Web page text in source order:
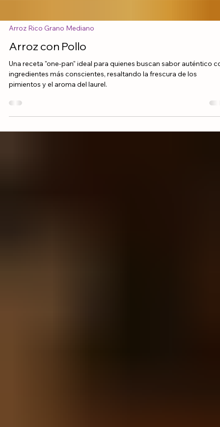
Arroz Rico Grano Mediano
Arroz con Pollo
Una receta "one-pan" ideal para quienes buscan sabor auténtico
ingredientes más conscientes, resaltando la frescura de los